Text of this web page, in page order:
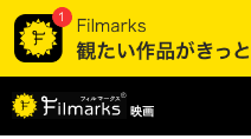
映画